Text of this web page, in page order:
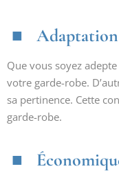
Adaptation
Que vous soyez
votre garde-robe.
sa pertinence. Cette
garde-robe.